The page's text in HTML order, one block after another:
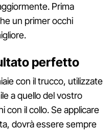
Prima
un primer occhi
perfetto
con il trucco, utilizzate
a quello del vostro
con il collo. Se applicare
dovrà essere sempre